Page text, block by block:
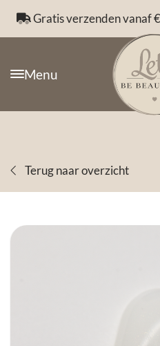
Voor 14:00
Menu
Terug naar overzicht